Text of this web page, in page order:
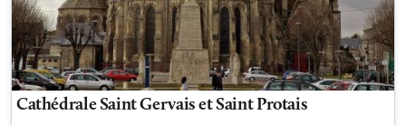
Cathédrale Saint Gervais et Saint Protais